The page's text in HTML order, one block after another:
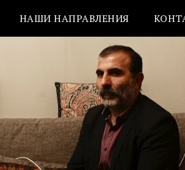
НАШИ НАПРАВЛЕНИЯ